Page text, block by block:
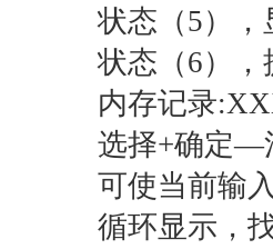
状态（5），
状态（6），
内存记录
选择+确定—
可使当前输入
循环显示，